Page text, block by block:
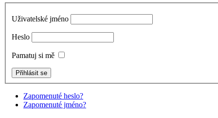
Uživatelské jméno
Heslo
Pamatuj si mě
Zapomenuté heslo?
Zapomenuté jméno?